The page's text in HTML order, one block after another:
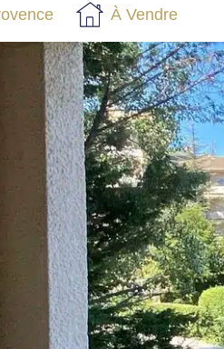
À Vendre